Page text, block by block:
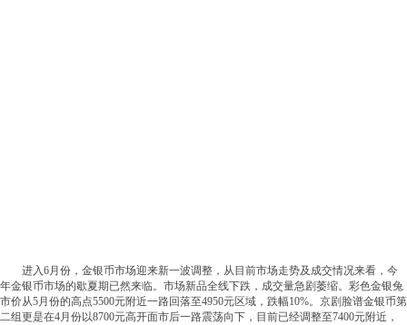
进入6月份，金银币市场迎来新一波调整，从目前市场走势及成交情况来看，今
年金银币市场的歇夏期已然来临。市场新品全线下跌，成交量急剧萎缩。彩色金银兔
市价从5月份的高点5500元附近一路回落至4950元区域，跌幅10%。京剧脸谱金银币第
二组更是在4月份以8700元高开面市后一路震荡向下，目前已经调整至7400元附近，